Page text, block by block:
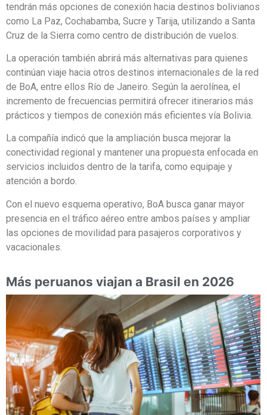
tendrán más opciones de conexión hacia destinos bolivianos
como La Paz, Cochabamba, Sucre y Tarija, utilizando a Santa
Cruz de la Sierra como centro de distribución de vuelos.
La operación también abrirá más alternativas para quienes
continúan viaje hacia otros destinos internacionales de la red
de BoA, entre ellos Río de Janeiro. Según la aerolínea, el
incremento de frecuencias permitirá ofrecer itinerarios más
prácticos y tiempos de conexión más eficientes vía Bolivia.
La compañía indicó que la ampliación busca mejorar la
conectividad regional y mantener una propuesta enfocada en
servicios incluidos dentro de la tarifa, como equipaje y
atención a bordo.
Con el nuevo esquema operativo, BoA busca ganar mayor
presencia en el tráfico aéreo entre ambos países y ampliar
las opciones de movilidad para pasajeros corporativos y
vacacionales.
Más peruanos viajan a Brasil en 2026